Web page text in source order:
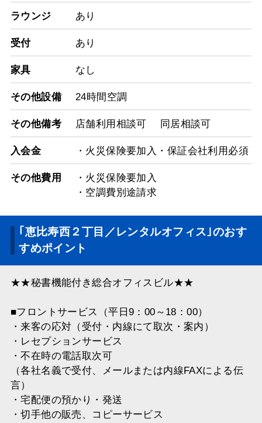
ラウンジ あり
受付 あり
家具 なし
その他設備 24時間空調
その他備考 店舗利用相談可 同居相談可
入会金 ・火災保険要加入・保証会社利用必須
その他費用
・火災保険要加入
・空調費別途請求
｢恵比寿西２丁目／レンタルオフィス｣のおす
すめポイント
★★秘書機能付き総合オフィスビル★★
■フロントサービス（平日9：00～18：00）
・来客の応対（受付・内線にて取次・案内）
・レセプションサービス
・不在時の電話取次可
（各社名義で受付、メールまたは内線FAXによる伝
言）
・宅配便の預かり・発送
・切手他の販売、コピーサービス